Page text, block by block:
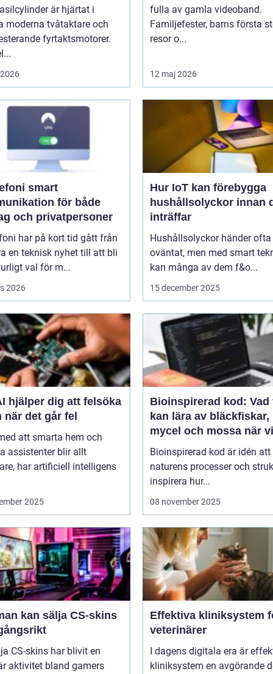
är hjärtat i
moderna tvåtaktare och
fyrtaktsmotorer.
fulla av gamla videoband.
Familjefester, barns första
resor o...
12 maj 2026
smart
för både
och privatpersoner
har på kort tid gått från
en teknisk nyhet till att bli
val för m...
2026
Hur IoT kan förebygga
hushållsolyckor innan
inträffar
Hushållsolyckor händer ofta
oväntat, men med smart
kan många av dem f&o...
15 december 2025
hjälper dig att felsöka
när det går fel
att smarta hem och
assistenter blir allt
har artificiell intelligens
2025
Bioinspirerad kod: Vad
kan lära av bläckfiskar,
mycel och mossa när vi
bygger nya system
Bioinspirerad kod är idén
naturens processer och
inspirera hur...
08 november 2025
kan sälja CS-skins
CS-skins har blivit en
aktivitet bland gamers
Effektiva kliniksystem
veterinärer
I dagens digitala era är
kliniksystem en avgörande